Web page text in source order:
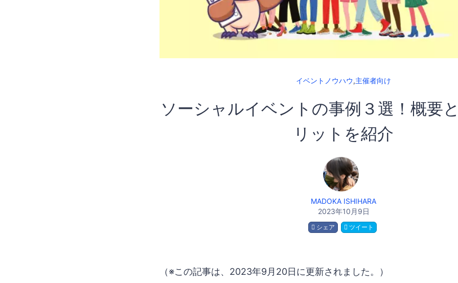
イベントノウハウ,主催者向け
ソーシャルイベントの事例３選！概要
リットを紹介
MADOKA ISHIHARA
2023年10月9日
シェア ツイート
（※この記事は、2023年9月20日に更新されました。）